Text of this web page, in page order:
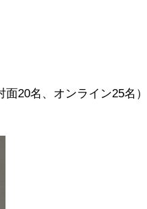
面20名、オンライン25名）